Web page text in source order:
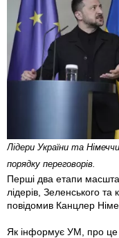
Лідери України та
порядку переговорів.
Перші два етапи
лідерів, Зеленського
повідомив Канцлер
Як інформує УМ, про це